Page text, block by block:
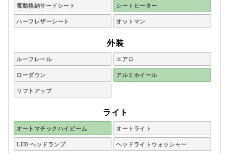
電動格納サードシート シートヒーター
ハーフレザーシート オットマン
外装
ルーフレール エアロ
ローダウン アルミホイール
リフトアップ
ライト
オートマチックハイビーム オートライト
LED ヘッドランプ ヘッドライトウォッシャー